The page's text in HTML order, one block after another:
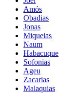
Amós
Obadias
Jonas
Miqueias
Naum
Habacuque
Sofonias
Ageu
Zacarias
Malaquias